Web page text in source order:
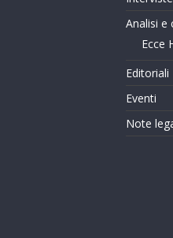
Analisi e
Ecce
Editoriali
Eventi
Note